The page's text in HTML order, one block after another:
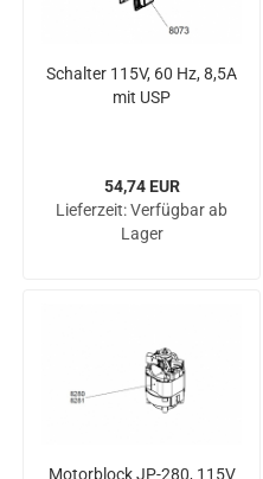
Schal­ter 115V, 60 Hz, 8,5A
mit USP
54,74 EUR
Lieferzeit:Verfügbar ab
Lager
Mo­tor­block JP-​280, 115V